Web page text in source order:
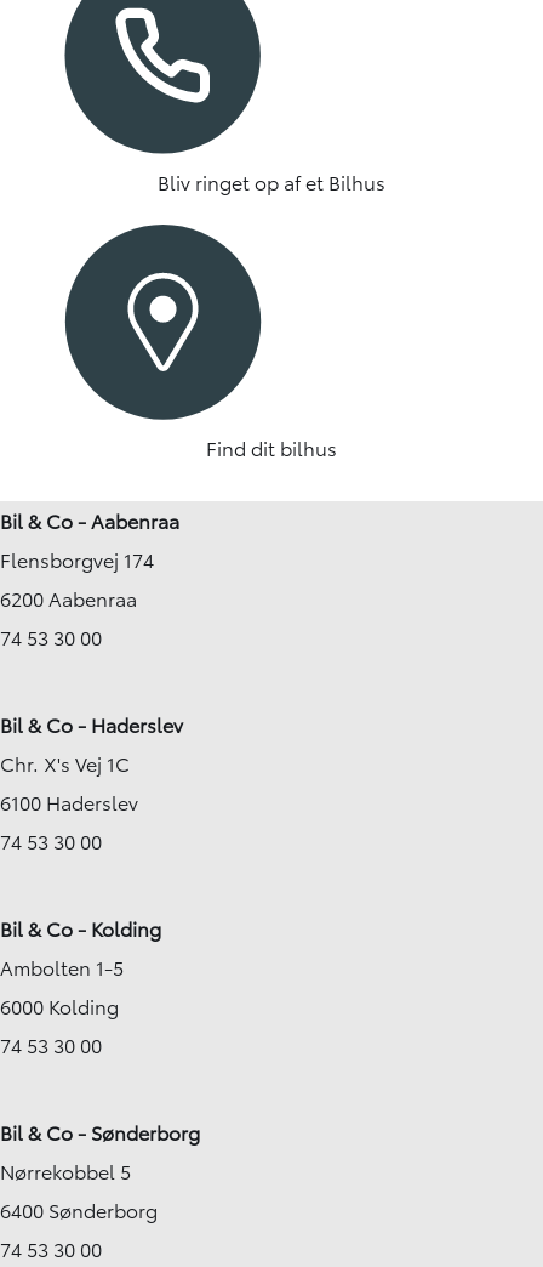
Bliv ringet op af et Bilhus
Find dit bilhus
Bil & Co - Aabenraa
Flensborgvej 174
6200 Aabenraa
74 53 30 00
Bil & Co - Haderslev
Chr. X's Vej 1C
6100 Haderslev
74 53 30 00
Bil & Co - Kolding
Ambolten 1-5
6000 Kolding
74 53 30 00
Bil & Co - Sønderborg
Nørrekobbel 5
6400 Sønderborg
74 53 30 00